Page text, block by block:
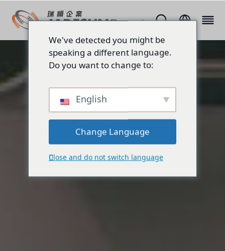
We've detected you might be
speaking a different language.
Do you want to change to:
English
Change Language
Close and do not switch language